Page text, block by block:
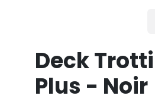
Deck
Plus - Noir